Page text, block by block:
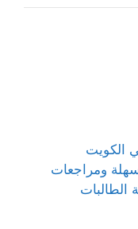
الكويت
ومراجعات